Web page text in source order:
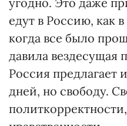
едут в Россию, как
когда все было
давила вездесущая
Россия предлагает
дней, но свободу.